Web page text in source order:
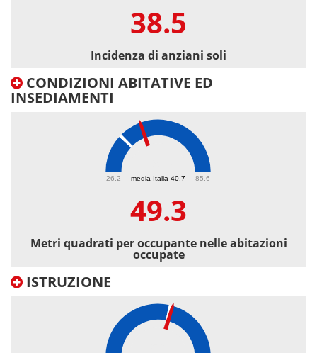
38.5
Incidenza di anziani soli
CONDIZIONI ABITATIVE ED
INSEDIAMENTI
media Italia 40.7
26.2 85.6
49.3
Metri quadrati per occupante nelle abitazioni
occupate
ISTRUZIONE